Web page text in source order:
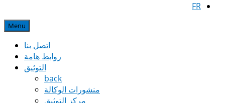
FR
Menu
اتصل بنا
روابط هامة
التوثيق
back
منشورات الوكالة
مركز التوثيق